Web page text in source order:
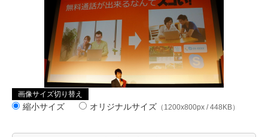
画像サイズ切り替え
縮小サイズ オリジナルサイズ （1200x800px / 448KB）